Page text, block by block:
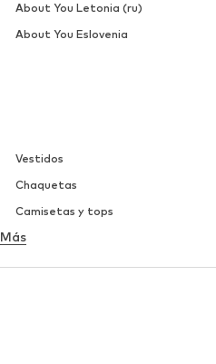
Vestidos
Chaquetas
Camisetas y tops
Ropa interior
Blusas y camisas
Más
About You Letonia (ru)
About You Eslovenia